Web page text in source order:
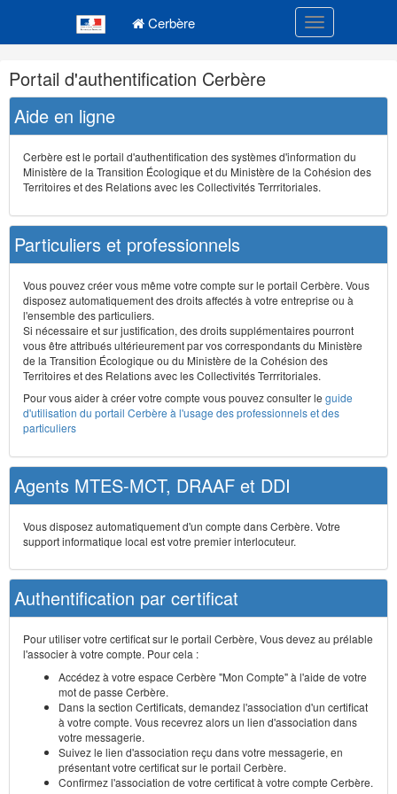
Cerbère Toggle
Navigation
et
outils
annexes
Portail d'authentification Cerbère
Aide en ligne
Cerbère est le portail d'authentification des systèmes d'information du
Ministère de la Transition Écologique et du Ministère de la Cohésion des
Territoires et des Relations avec les Collectivités Terrritoriales.
Particuliers et professionnels
Vous pouvez créer vous même votre compte sur le portail Cerbère. Vous
disposez automatiquement des droits affectés à votre entreprise ou à
l'ensemble des particuliers.
Si nécessaire et sur justification, des droits supplémentaires pourront
vous être attribués ultérieurement par vos correspondants du Ministère
de la Transition Écologique ou du Ministère de la Cohésion des
Territoires et des Relations avec les Collectivités Terrritoriales.
Pour vous aider à créer votre compte vous pouvez consulter le guide
d'utilisation du portail Cerbère à l'usage des professionnels et des
particuliers
Agents MTES-MCT, DRAAF et DDI
Vous disposez automatiquement d'un compte dans Cerbère. Votre
support informatique local est votre premier interlocuteur.
Authentification par certificat
Pour utiliser votre certificat sur le portail Cerbère, Vous devez au prélable
l'associer à votre compte. Pour cela :
Accédez à votre espace Cerbère "Mon Compte" à l'aide de votre
mot de passe Cerbère.
Dans la section Certificats, demandez l'association d'un certificat
à votre compte. Vous recevrez alors un lien d'association dans
votre messagerie.
Suivez le lien d'association reçu dans votre messagerie, en
présentant votre certificat sur le portail Cerbère.
Confirmez l'association de votre certificat à votre compte Cerbère.